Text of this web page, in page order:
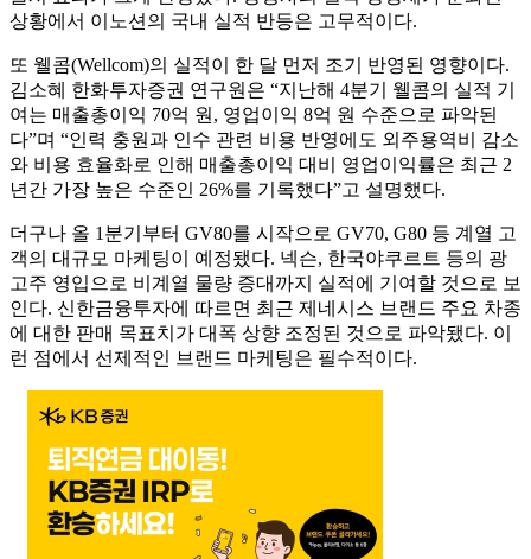
상황에서 이노션의 국내 실적 반등은 고무적이다.
또 웰콤(Wellcom)의 실적이 한 달 먼저 조기 반영된 영향이다.
김소혜 한화투자증권 연구원은 “지난해 4분기 웰콤의 실적 기
여는 매출총이익 70억 원, 영업이익 8억 원 수준으로 파악된
다”며 “인력 충원과 인수 관련 비용 반영에도 외주용역비 감소
와 비용 효율화로 인해 매출총이익 대비 영업이익률은 최근 2
년간 가장 높은 수준인 26%를 기록했다”고 설명했다.
더구나 올 1분기부터 GV80를 시작으로 GV70, G80 등 계열 고
객의 대규모 마케팅이 예정됐다. 넥슨, 한국야쿠르트 등의 광
고주 영입으로 비계열 물량 증대까지 실적에 기여할 것으로 보
인다. 신한금융투자에 따르면 최근 제네시스 브랜드 주요 차종
에 대한 판매 목표치가 대폭 상향 조정된 것으로 파악됐다. 이
런 점에서 선제적인 브랜드 마케팅은 필수적이다.